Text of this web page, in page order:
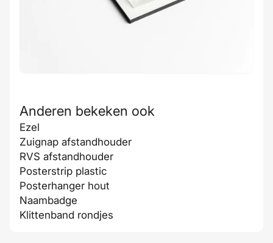
Anderen bekeken ook
Ezel
Zuignap afstandhouder
RVS afstandhouder
Posterstrip plastic
Posterhanger hout
Naambadge
Klittenband rondjes